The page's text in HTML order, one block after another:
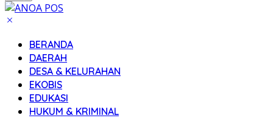
BERANDA
DAERAH
DESA & KELURAHAN
EKOBIS
EDUKASI
HUKUM & KRIMINAL